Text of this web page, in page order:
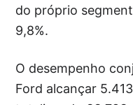
do próprio
9,8%.
O desempenho
Ford alcançar